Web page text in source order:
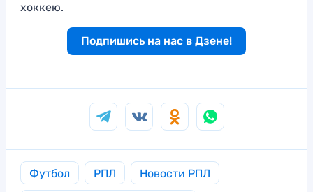
хоккею.
Подпишись на нас в Дзене!
Футбол РПЛ Новости РПЛ